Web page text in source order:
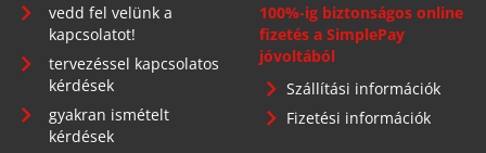
vedd fel velünk a
kapcsolatot!
tervezéssel kapcsolatos
kérdések
gyakran ismételt
kérdések
100%-ig biztonságos online
fizetés a SimplePay
jóvoltából
Szállítási információk
Fizetési információk